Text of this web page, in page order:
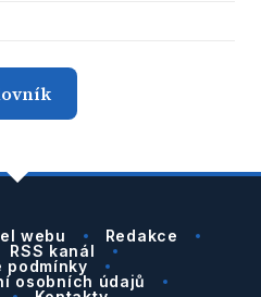
webu
Redakce
RSS kanál
podmínky
osobních údajů